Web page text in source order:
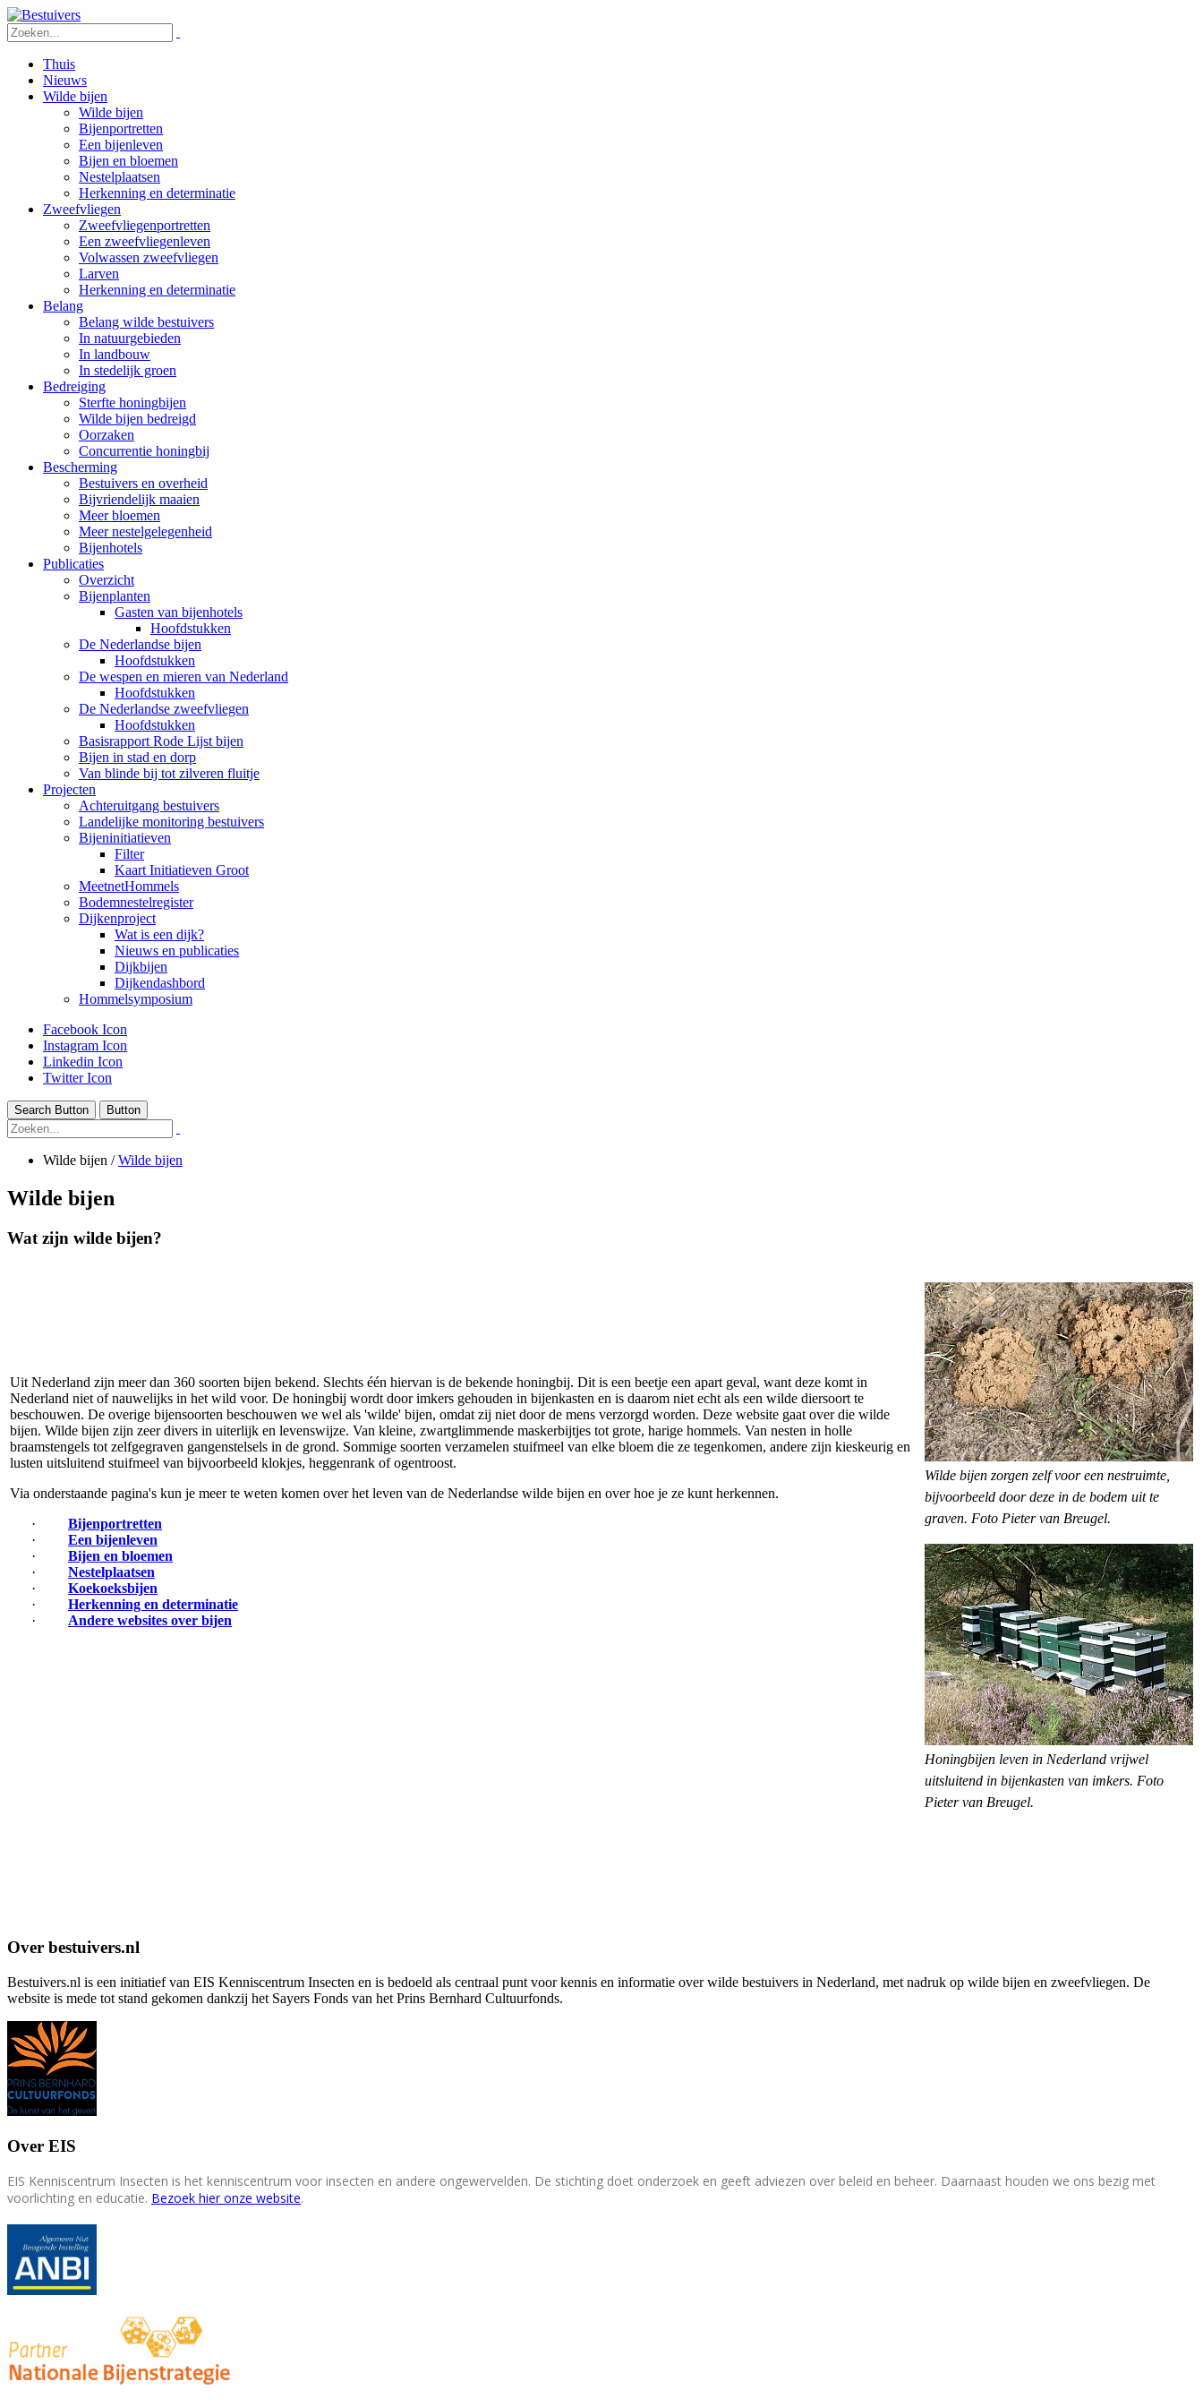
Thuis
Nieuws
Wilde bijen
Wilde bijen
Bijenportretten
Een bijenleven
Bijen en bloemen
Nestelplaatsen
Herkenning en determinatie
Zweefvliegen
Zweefvliegenportretten
Een zweefvliegenleven
Volwassen zweefvliegen
Larven
Herkenning en determinatie
Belang
Belang wilde bestuivers
In natuurgebieden
In landbouw
In stedelijk groen
Bedreiging
Sterfte honingbijen
Wilde bijen bedreigd
Oorzaken
Concurrentie honingbij
Bescherming
Bestuivers en overheid
Bijvriendelijk maaien
Meer bloemen
Meer nestelgelegenheid
Bijenhotels
Publicaties
Overzicht
Bijenplanten
Gasten van bijenhotels
Hoofdstukken
De Nederlandse bijen
Hoofdstukken
De wespen en mieren van Nederland
Hoofdstukken
De Nederlandse zweefvliegen
Hoofdstukken
Basisrapport Rode Lijst bijen
Bijen in stad en dorp
Van blinde bij tot zilveren fluitje
Projecten
Achteruitgang bestuivers
Landelijke monitoring bestuivers
Bijeninitiatieven
Filter
Kaart Initiatieven Groot
MeetnetHommels
Bodemnestelregister
Dijkenproject
Wat is een dijk?
Nieuws en publicaties
Dijkbijen
Dijkendashbord
Hommelsymposium
Facebook Icon
Instagram Icon
Linkedin Icon
Twitter Icon
Search Button Button
Wilde bijen /Wilde bijen
Wilde bijen
Wat zijn wilde bijen?
Uit Nederland zijn meer dan 360 soorten bijen bekend. Slechts één hiervan is de bekende honingbij. Dit is een beetje een apart geval, want deze komt in
Nederland niet of nauwelijks in het wild voor. De honingbij wordt door imkers gehouden in bijenkasten en is daarom niet echt als een wilde diersoort te
beschouwen. De overige bijensoorten beschouwen we wel als 'wilde' bijen, omdat zij niet door de mens verzorgd worden. Deze website gaat over die wilde
bijen. Wilde bijen zijn zeer divers in uiterlijk en levenswijze. Van kleine, zwartglimmende maskerbijtjes tot grote, harige hommels. Van nesten in holle
braamstengels tot zelfgegraven gangenstelsels in de grond. Sommige soorten verzamelen stuifmeel van elke bloem die ze tegenkomen, andere zijn kieskeurig en
lusten uitsluitend stuifmeel van bijvoorbeeld klokjes, heggenrank of ogentroost.
Via onderstaande pagina's kun je meer te weten komen over het leven van de Nederlandse wilde bijen en over hoe je ze kunt herkennen.
· Bijenportretten
· Een bijenleven
· Bijen en bloemen
· Nestelplaatsen
· Koekoeksbijen
· Herkenning en determinatie
· Andere websites over bijen
Wilde bijen zorgen zelf voor een nestruimte,
bijvoorbeeld door deze in de bodem uit te
graven. Foto Pieter van Breugel.
Honingbijen leven in Nederland vrijwel
uitsluitend in bijenkasten van imkers. Foto
Pieter van Breugel.
Over bestuivers.nl
Bestuivers.nl is een initiatief van EIS Kenniscentrum Insecten en is bedoeld als centraal punt voor kennis en informatie over wilde bestuivers in Nederland, met nadruk op wilde bijen en zweefvliegen. De
website is mede tot stand gekomen dankzij het Sayers Fonds van het Prins Bernhard Cultuurfonds.
Over EIS
EIS Kenniscentrum Insecten is het kenniscentrum voor insecten en andere ongewervelden. De stichting doet onderzoek en geeft adviezen over beleid en beheer. Daarnaast houden we ons bezig met
voorlichting en educatie. Bezoek hier onze website.